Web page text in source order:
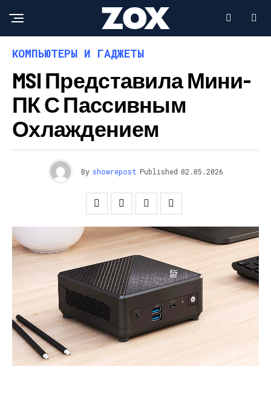
КОМПЬЮТЕРЫ И ГАДЖЕТЫ
MSI Представила Мини-
ПК С Пассивным
Охлаждением
By showrepost Published 02.05.2026